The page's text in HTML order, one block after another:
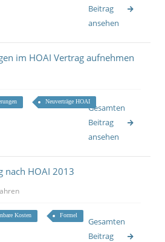
Beitrag
ansehen
im HOAI Vertrag aufnehmen
Neuverträge HOAI
Gesamten
Beitrag
ansehen
nach HOAI 2013
Kosten Formel
Gesamten
Beitrag